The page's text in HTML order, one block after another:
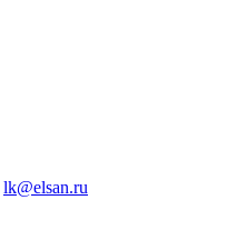
lk@elsan.ru